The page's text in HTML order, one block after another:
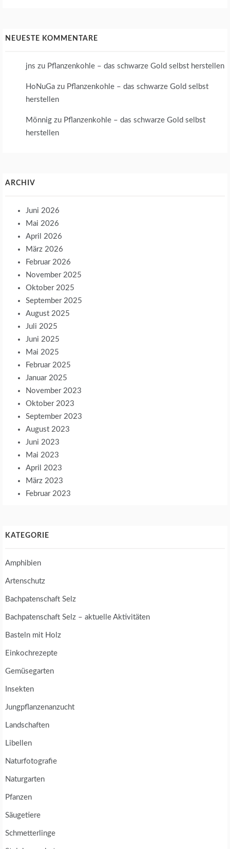
NEUESTE KOMMENTARE
jns zu Pflanzenkohle – das schwarze Gold selbst herstellen
HoNuGa zu Pflanzenkohle – das schwarze Gold selbst
herstellen
Mönnig zu Pflanzenkohle – das schwarze Gold selbst
herstellen
ARCHIV
Juni 2026
Mai 2026
April 2026
März 2026
Februar 2026
November 2025
Oktober 2025
September 2025
August 2025
Juli 2025
Juni 2025
Mai 2025
Februar 2025
Januar 2025
November 2023
Oktober 2023
September 2023
August 2023
Juni 2023
Mai 2023
April 2023
März 2023
Februar 2023
KATEGORIE
Amphibien
Artenschutz
Bachpatenschaft Selz
Bachpatenschaft Selz – aktuelle Aktivitäten
Basteln mit Holz
Einkochrezepte
Gemüsegarten
Insekten
Jungpflanzenanzucht
Landschaften
Libellen
Naturfotografie
Naturgarten
Pfanzen
Säugetiere
Schmetterlinge